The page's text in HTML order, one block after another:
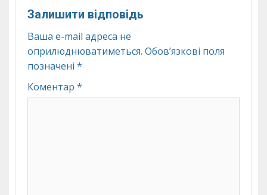
Залишити відповідь
Ваша e-mail адреса не
оприлюднюватиметься. Обов’язкові поля
позначені *
Коментар *